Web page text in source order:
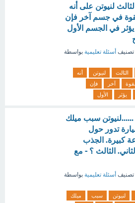
لنيوتن على أنه
في جسم آخر فإن
يؤثر في الجسم الأول
أسئلة تعليمية بواسطة
الثالث لنيوتن
أنه
بقوة آخر
فإن
يؤثر الأول
......لنيوتن سبب ميلك
تدور حول
كبيرة. الجذب
الثالث ؟ - مع
أسئلة تعليمية بواسطة
لنيوتن سبب
ميلك